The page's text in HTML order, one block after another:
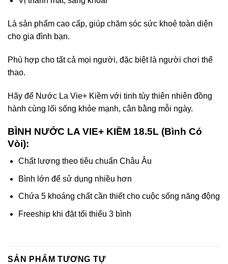
Là sản phẩm cao cấp, giúp chăm sóc sức khoẻ toàn diện
cho gia đình bạn.
Phù hợp cho tất cả mọi người, đặc biệt là người chơi thể
thao.
Hãy để Nước La Vie+ Kiềm với tinh túy thiên nhiên đồng
hành cùng lối sống khỏe mạnh, cân bằng mỗi ngày.
BÌNH NƯỚC LA VIE+ KIỀM 18.5L (Bình Có
Vòi):
Chất lượng theo tiêu chuẩn Châu Âu
Bình lớn để sử dụng nhiều hơn
Chứa 5 khoáng chất cần thiết cho cuộc sống năng động
Freeship khi đặt tối thiểu 3 bình
SẢN PHẨM TƯƠNG TỰ